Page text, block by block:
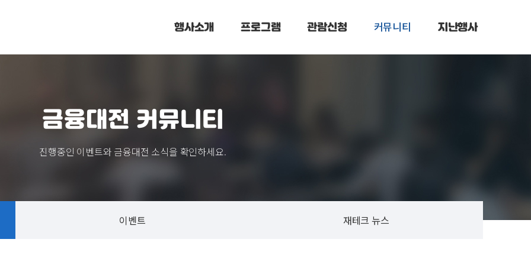
행사소개 프로그램 관람신청 커뮤니티 지난행사
금융대전 커뮤니티
진행중인 이벤트와 금융대전 소식을 확인하세요.
이벤트 재테크 뉴스